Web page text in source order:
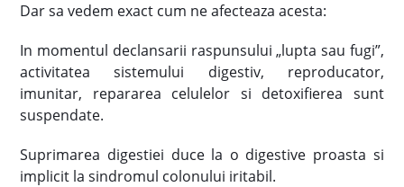
Dar sa vedem exact cum ne afecteaza acesta:
In momentul declansarii raspunsului „lupta sau fugi”,
activitatea sistemului digestiv, reproducator,
imunitar, repararea celulelor si detoxifierea sunt
suspendate.
Suprimarea digestiei duce la o digestive proasta si
implicit la sindromul colonului iritabil.